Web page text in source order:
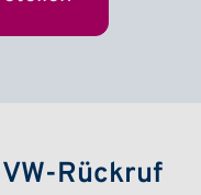
Rückruf